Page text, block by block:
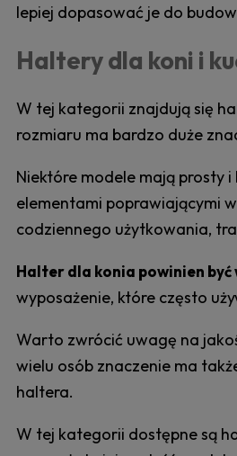
lepiej dopasować je do
Haltery dla koni i
W tej kategorii znajdują się
rozmiaru ma bardzo duże
Niektóre modele mają prosty
elementami poprawiającymi
codziennego użytkowania,
Halter dla konia powinien
wyposażenie, które często
Warto zwrócić uwagę na
wielu osób znaczenie ma
haltera.
W tej kategorii dostępne są